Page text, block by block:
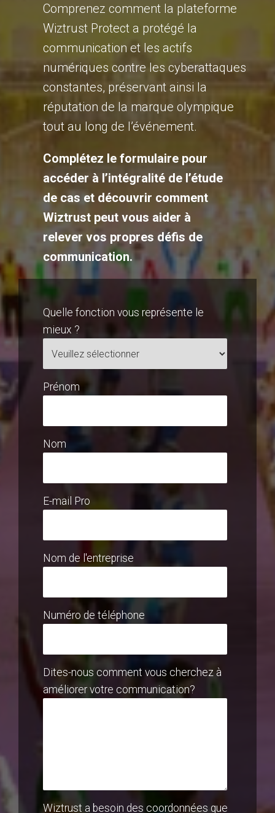
Comprenez comment la plateforme
Wiztrust Protect a protégé la
communication et les actifs
numériques contre les cyberattaques
constantes, préservant ainsi la
réputation de la marque olympique
tout au long de l’événement.
Complétez le formulaire pour
accéder à l’intégralité de l’étude
de cas et découvrir comment
Wiztrust peut vous aider à
relever vos propres défis de
communication.
Quelle fonction vous représente le
mieux ?
Prénom
Nom
E-mail Pro
Nom de l'entreprise
Numéro de téléphone
Dites-nous comment vous cherchez à
améliorer votre communication?
Wiztrust a besoin des coordonnées que